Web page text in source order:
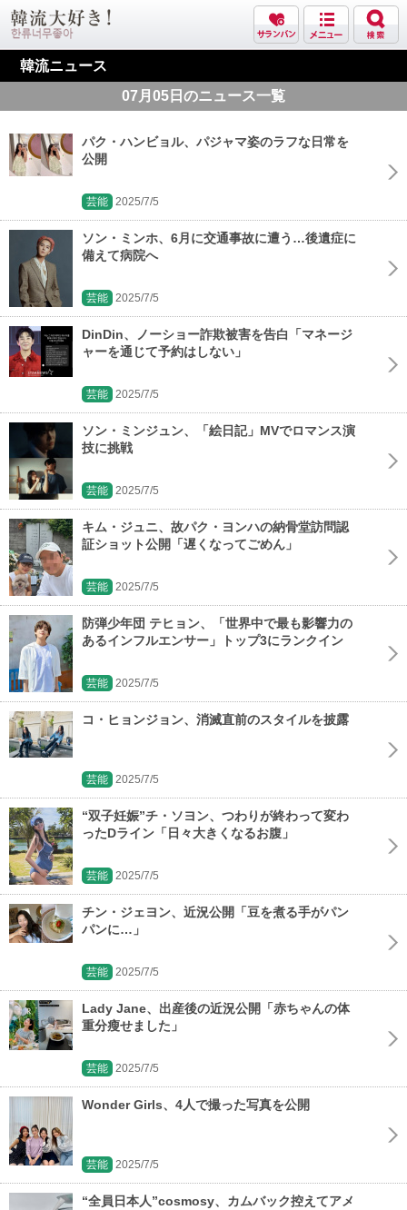
韓流ニュース
07月05日のニュース一覧
パク・ハンビョル、パジャマ姿のラフな日常を
公開
芸能 2025/7/5
ソン・ミンホ、6月に交通事故に遭う…後遺症に
備えて病院へ
芸能 2025/7/5
DinDin、ノーショー詐欺被害を告白「マネージ
ャーを通じて予約はしない」
芸能 2025/7/5
ソン・ミンジュン、「絵日記」MVでロマンス演
技に挑戦
芸能 2025/7/5
キム・ジュニ、故パク・ヨンハの納骨堂訪問認
証ショット公開「遅くなってごめん」
芸能 2025/7/5
防弾少年団 テヒョン、「世界中で最も影響力の
あるインフルエンサー」トップ3にランクイン
芸能 2025/7/5
コ・ヒョンジョン、消滅直前のスタイルを披露
芸能 2025/7/5
“双子妊娠”チ・ソヨン、つわりが終わって変わ
ったDライン「日々大きくなるお腹」
芸能 2025/7/5
チン・ジェヨン、近況公開「豆を煮る手がパン
パンに…」
芸能 2025/7/5
Lady Jane、出産後の近況公開「赤ちゃんの体
重分瘦せました」
芸能 2025/7/5
Wonder Girls、4人で撮った写真を公開
芸能 2025/7/5
“全員日本人”cosmosy、カムバック控えてアメ